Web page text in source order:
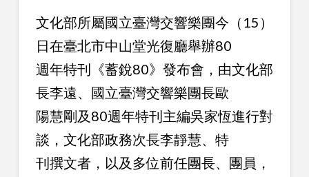
文化部所屬國立臺灣交響樂團今（15）
日在臺北市中山堂光復廳舉辦80
週年特刊《蓄銳80》發布會，由文化部
長李遠、國立臺灣交響樂團長歐
陽慧剛及80週年特刊主編吳家恆進行對
談，文化部政務次長李靜慧、特
刊撰文者，以及多位前任團長、團員，